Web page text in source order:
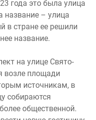
года это была улица
название – улица
в стране ее решили
название.
на улице Свято-
возле площади
источникам, в
собираются
общественной.